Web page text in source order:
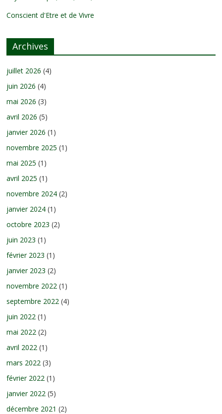
Conscient d'Etre et de Vivre
Archives
juillet 2026 (4)
juin 2026 (4)
mai 2026 (3)
avril 2026 (5)
janvier 2026 (1)
novembre 2025 (1)
mai 2025 (1)
avril 2025 (1)
novembre 2024 (2)
janvier 2024 (1)
octobre 2023 (2)
juin 2023 (1)
février 2023 (1)
janvier 2023 (2)
novembre 2022 (1)
septembre 2022 (4)
juin 2022 (1)
mai 2022 (2)
avril 2022 (1)
mars 2022 (3)
février 2022 (1)
janvier 2022 (5)
décembre 2021 (2)